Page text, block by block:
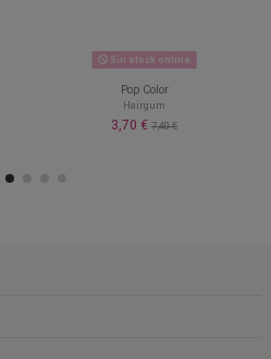
Sin stock online
Pop Color
Hairgum
3,70 € 7,40 €